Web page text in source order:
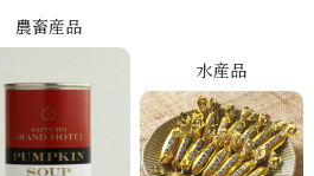
農畜産品
水産品